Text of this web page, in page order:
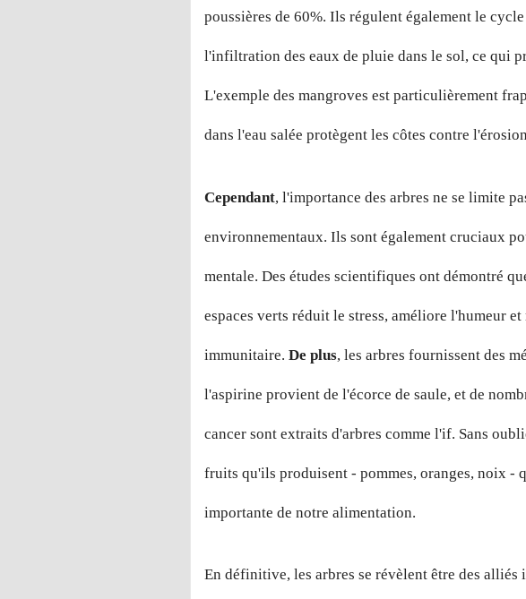
poussières de 60%. Ils régulent également le
l'infiltration des eaux de pluie dans le sol, ce qui
L'exemple des mangroves est particulièrement
dans l'eau salée protègent les côtes contre
Cependant, l'importance des arbres ne se limite
environnementaux. Ils sont également cruciaux
mentale. Des études scientifiques ont démontré
espaces verts réduit le stress, améliore l'humeur
immunitaire. De plus, les arbres fournissent des
l'aspirine provient de l'écorce de saule, et de
cancer sont extraits d'arbres comme l'if. Sans
fruits qu'ils produisent - pommes, oranges, noix -
importante de notre alimentation.
En définitive, les arbres se révèlent être des alliés